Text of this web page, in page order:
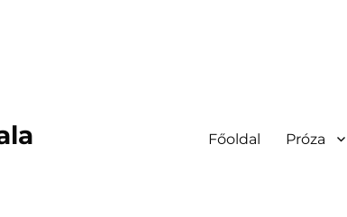
Főoldal Próza